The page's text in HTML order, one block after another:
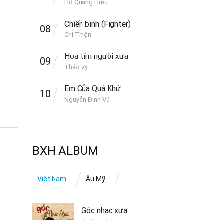
Hồ Quang Hiếu
08 Chiến binh (Fighter)
Chí Thiện
09 Hoa tím người xưa
Thảo Vy
10 Em Của Quá Khứ
Nguyễn Đình Vũ
BXH ALBUM
Việt Nam Âu Mỹ
Góc nhạc xưa